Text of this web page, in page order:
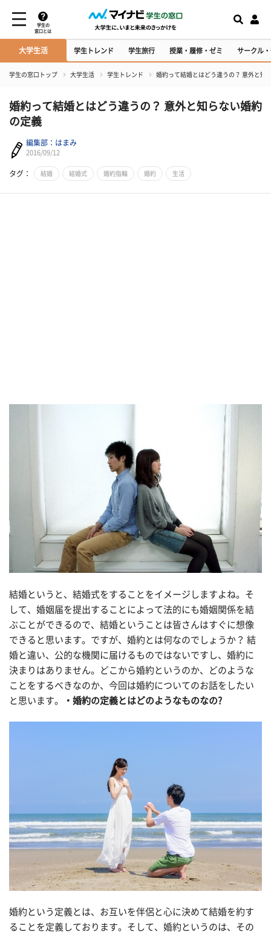
学生の
窓口とは
大学生活 学生トレンド 学生旅行 授業・履修・ゼミ サークル
学生の窓口トップ 大学生活 学生トレンド 婚約って結婚とはどう違うの？ 意外と知
婚約って結婚とはどう違うの？ 意外と知らない婚約
の定義
編集部：はまみ
2016/09/12
タグ： 結婚 結婚式 婚約指輪 婚約 生活
結婚というと、結婚式をすることをイメージしますよね。そ
して、婚姻届を提出することによって法的にも婚姻関係を結
ぶことができるので、結婚ということは皆さんはすぐに想像
できると思います。ですが、婚約とは何なのでしょうか？ 結
婚と違い、公的な機関に届けるものではないですし、婚約に
決まりはありません。どこから婚約というのか、どのような
ことをするべきなのか、今回は婚約についてのお話をしたい
と思います。
・婚約の定義とはどのようなものなの?
婚約という定義とは、お互いを伴侶と心に決めて結婚を約す
ることを定義しております。そして、婚約というのは、その